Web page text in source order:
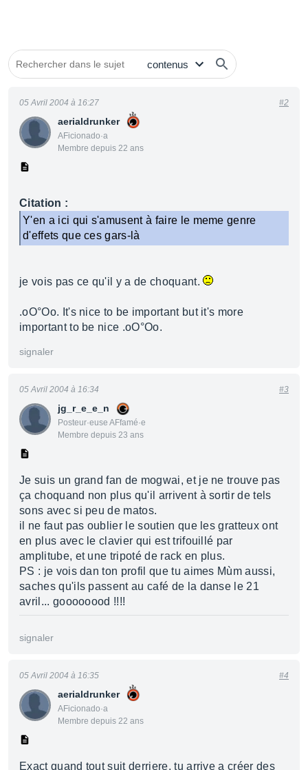
aerialdrunker
AFicionado·a
Membre depuis 22 ans
05 Avril 2004 à 16:27 #2
Citation :
Y'en a ici qui s'amusent à faire le meme genre
d'effets que ces gars-là
je vois pas ce qu'il y a de choquant.
.oO°Oo. It's nice to be important but it's more
important to be nice .oO°Oo.
signaler
jg_r_e_e_n
Posteur·euse AFfamé·e
Membre depuis 23 ans
05 Avril 2004 à 16:34 #3
Je suis un grand fan de mogwai, et je ne trouve pas
ça choquand non plus qu'il arrivent à sortir de tels
sons avec si peu de matos.
il ne faut pas oublier le soutien que les gratteux ont
en plus avec le clavier qui est trifouillé par
amplitube, et une tripoté de rack en plus.
PS : je vois dan ton profil que tu aimes Mùm aussi,
saches qu'ils passent au café de la danse le 21
avril... goooooood !!!!
signaler
aerialdrunker
AFicionado·a
Membre depuis 22 ans
05 Avril 2004 à 16:35 #4
Exact quand tout suit derriere, tu arrive a créer des